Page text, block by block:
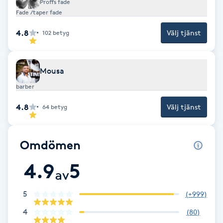
Face framing
Faceliftmassage
Fet hårbotten
Fettreducering
Fibromassage
Fillers
Fotmassage
Proffs fade
Fade /taper fade
4.8 102 betyg Välj tjänst
Mousa
barber
4.8 64 betyg Välj tjänst
Omdömen
4.9av5
5 (+999)
4 (80)